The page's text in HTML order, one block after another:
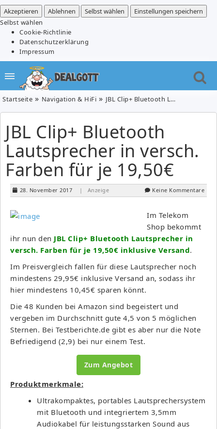
Akzeptieren
Ablehnen Selbst wählen
Einstellungen speichern
Selbst wählen
Cookie-Richtlinie
Datenschutzerklärung
Impressum
Startseite Navigation & HiFi JBL Clip+ Bluetooth Lautsprecher in versch. Farben für je 19,50€
JBL Clip+ Bluetooth
Lautsprecher in versch.
Farben für je 19,50€
28. November 2017 | Anzeige Keine Kommentare
Im Telekom
Shop bekommt
ihr nun den JBL Clip+ Bluetooth Lautsprecher in
versch. Farben für je 19,50€ inklusive Versand.
Im Preisvergleich fallen für diese Lautsprecher noch
mindestens 29,95€ inklusive Versand an, sodass ihr
hier mindestens 10,45€ sparen könnt.
Die 48 Kunden bei Amazon sind begeistert und
vergeben im Durchschnitt gute 4,5 von 5 möglichen
Sternen. Bei Testberichte.de gibt es aber nur die Note
Befriedigend (2,9) bei nur einem Test.
Zum Angebot
Produktmerkmale:
Ultrakompaktes, portables Lautsprechersystem
mit Bluetooth und integriertem 3,5mm
Audiokabel für leistungsstarken Sound aus